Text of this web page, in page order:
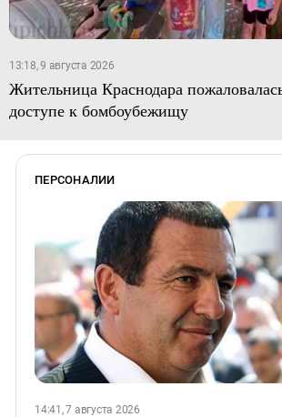
13:18, 9 августа 2026
Жительница Краснодара
доступе к бомбоубежищу
ПЕРСОНАЛИИ
14:41, 7 августа 2026